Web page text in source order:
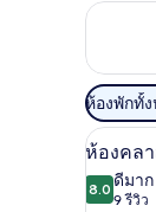
ตรวจส
ตัว
กรอง
ที่
มี
ห้องพักทั้
เปิด
ภาพถ่าย
4
ห้องคล
8.08.0 จาก
ดีมาก
9 รีวิว
(9